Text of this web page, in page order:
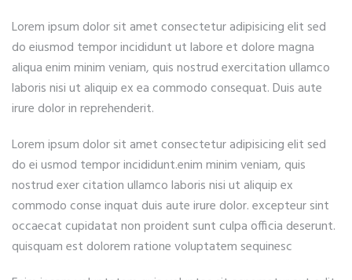
Lorem ipsum dolor sit amet consectetur adipisicing elit sed
do eiusmod tempor incididunt ut labore et dolore magna
aliqua enim minim veniam, quis nostrud exercitation ullamco
laboris nisi ut aliquip ex ea commodo consequat. Duis aute
irure dolor in reprehenderit.
Lorem ipsum dolor sit amet consectetur adipisicing elit sed
do ei usmod tempor incididunt.enim minim veniam, quis
nostrud exer citation ullamco laboris nisi ut aliquip ex
commodo conse inquat duis aute irure dolor. excepteur sint
occaecat cupidatat non proident sunt culpa officia deserunt.
quisquam est dolorem ratione voluptatem sequinesc